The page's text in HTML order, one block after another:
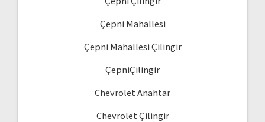
Çepni Mahallesi
Çepni Mahallesi Çilingir
ÇepniÇilingir
Chevrolet Anahtar
Chevrolet Çilingir